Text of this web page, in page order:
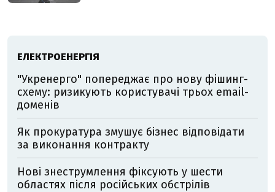
ЕЛЕКТРОЕНЕРГІЯ
"Укренерго" попереджає про нову фішинг-
схему: ризикують користувачі трьох email-
доменів
Як прокуратура змушує бізнес відповідати
за виконання контракту
Нові знеструмлення фіксують у шести
областях після російських обстрілів